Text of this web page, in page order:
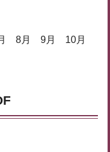
8月 9月 10月